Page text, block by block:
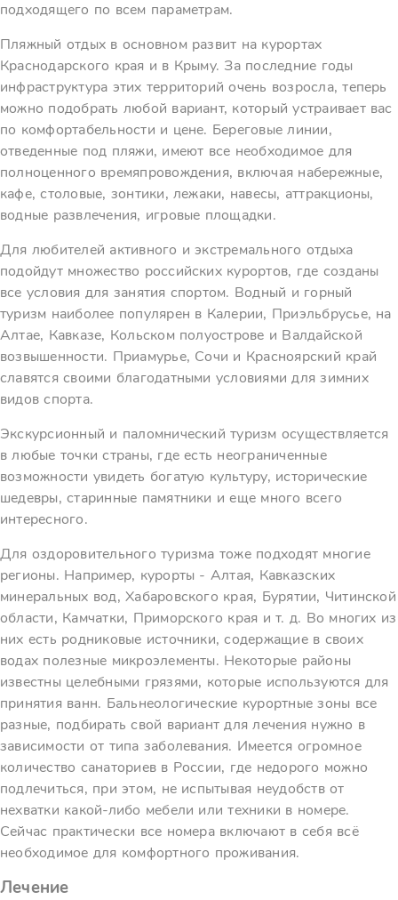
подходящего по всем параметрам.
Пляжный отдых в основном развит на курортах
Краснодарского края и в Крыму. За последние годы
инфраструктура этих территорий очень возросла, теперь
можно подобрать любой вариант, который устраивает вас
по комфортабельности и цене. Береговые линии,
отведенные под пляжи, имеют все необходимое для
полноценного времяпровождения, включая набережные,
кафе, столовые, зонтики, лежаки, навесы, аттракционы,
водные развлечения, игровые площадки.
Для любителей активного и экстремального отдыха
подойдут множество российских курортов, где созданы
все условия для занятия спортом. Водный и горный
туризм наиболее популярен в Калерии, Приэльбрусье, на
Алтае, Кавказе, Кольском полуострове и Валдайской
возвышенности. Приамурье, Сочи и Красноярский край
славятся своими благодатными условиями для зимних
видов спорта.
Экскурсионный и паломнический туризм осуществляется
в любые точки страны, где есть неограниченные
возможности увидеть богатую культуру, исторические
шедевры, старинные памятники и еще много всего
интересного.
Для оздоровительного туризма тоже подходят многие
регионы. Например, курорты - Алтая, Кавказских
минеральных вод, Хабаровского края, Бурятии, Читинской
области, Камчатки, Приморского края и т. д. Во многих из
них есть родниковые источники, содержащие в своих
водах полезные микроэлементы. Некоторые районы
известны целебными грязями, которые используются для
принятия ванн. Бальнеологические курортные зоны все
разные, подбирать свой вариант для лечения нужно в
зависимости от типа заболевания. Имеется огромное
количество санаториев в России, где недорого можно
подлечиться, при этом, не испытывая неудобств от
нехватки какой-либо мебели или техники в номере.
Сейчас практически все номера включают в себя всё
необходимое для комфортного проживания.
Лечение